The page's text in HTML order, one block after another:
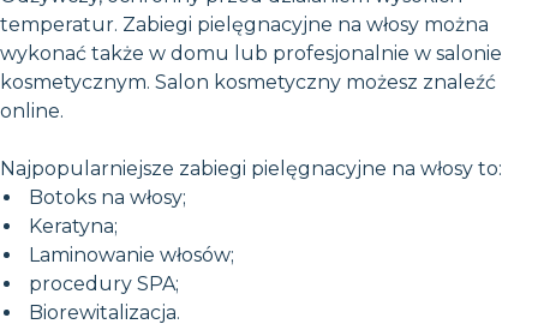
temperatur. Zabiegi pielęgnacyjne na włosy można
wykonać także w domu lub profesjonalnie w salonie
kosmetycznym. Salon kosmetyczny możesz znaleźć
online.
Najpopularniejsze zabiegi pielęgnacyjne na włosy to:
Botoks na włosy;
Keratyna;
Laminowanie włosów;
procedury SPA;
Biorewitalizacja.